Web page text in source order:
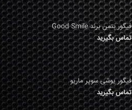
فیگور بتمن برند Good Smile
تماس بگیرید
فیگور یوشی سوپر ماریو
تماس بگیرید